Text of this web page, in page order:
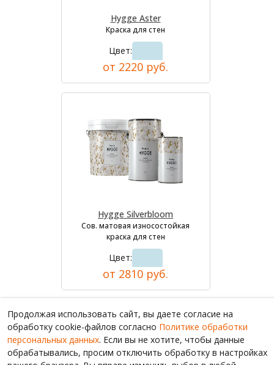
Hygge Aster
Краска для стен
Цвет:
от 2220 руб.
Hygge Silverbloom
Сов. матовая износостойкая
краска для стен
Цвет:
от 2810 руб.
Продолжая использовать сайт, вы даете согласие на
обработку cookie-файлов согласно Политике обработки
персональных данных. Если вы не хотите, чтобы данные
обрабатывались, просим отключить обработку в настройках